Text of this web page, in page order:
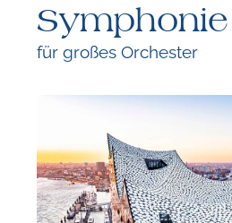
für großes Orchester